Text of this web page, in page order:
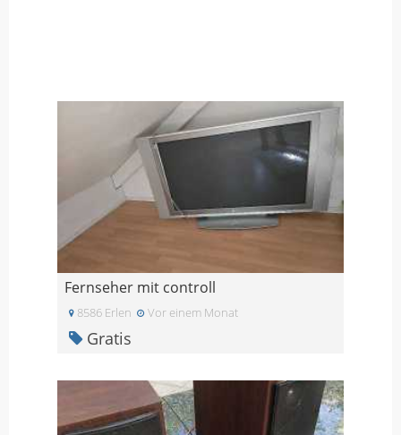
Fernseher mit controll
8586 Erlen Vor einem Monat
Gratis